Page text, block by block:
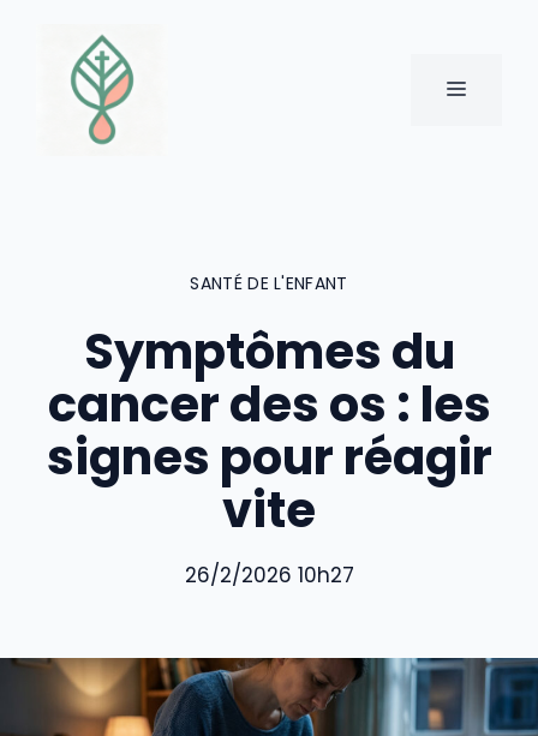
contenu
MENU
SANTÉ DE L'ENFANT
Symptômes du
cancer des os : les
signes pour réagir
vite
26/2/2026 10h27